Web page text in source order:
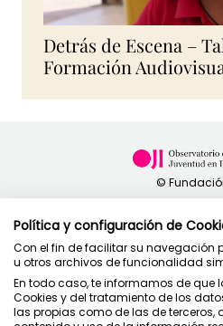
Detrás de Escena –
Formación
Política de
Condiciones
Política de
Política y configuración de
Con el fin de facilitar su navegación
u otros archivos de funcionalidad
En todo caso, te informamos de que
Cookies y del tratamiento de los
las propias como de las de